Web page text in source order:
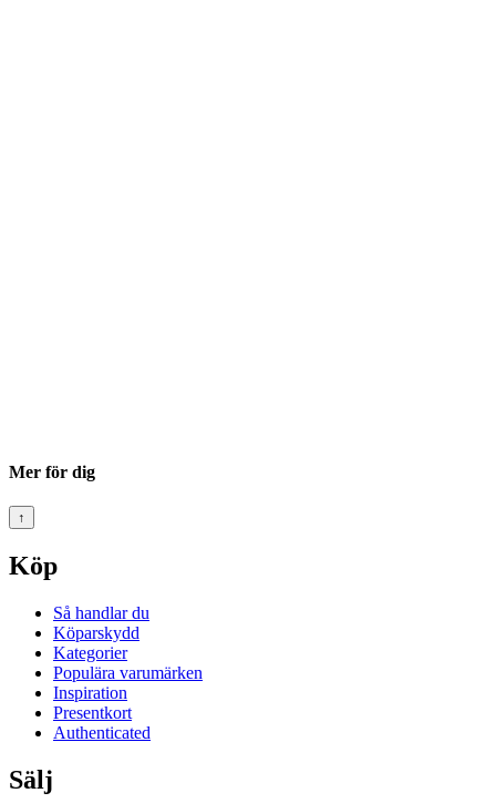
Mer för dig
↑
Köp
Så handlar du
Köparskydd
Kategorier
Populära varumärken
Inspiration
Presentkort
Authenticated
Sälj